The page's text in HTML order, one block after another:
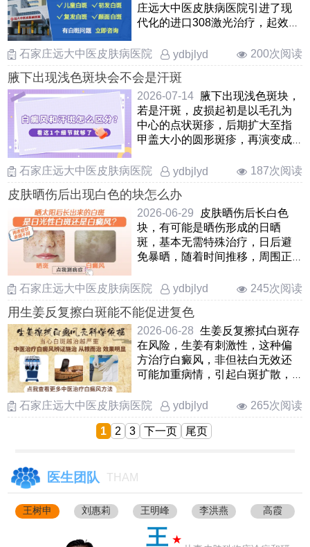
庄远大中医皮肤病医院引进了现
代化的进口308激光治疗，起效
突破了人群和部位限制，优势突
出。医院有经验丰富的照光医
生，把控照光细节，确定合适的
照光参……
石家庄远大中医皮肤病医院 ydbjlyd 200次阅读
腋下出现浅色斑块会不会是汗斑
2026-07-14 腋下出现浅色斑块，
若是汗斑，皮损起初是以毛孔为
中心的点状斑疹，后期扩大至指
甲盖大小的圆形斑疹，再演变成
偶有瘙痒感。若白斑光滑平坦，
无鳞屑，不凸起，不发硬，摩擦
拍打发红，有扩散性，需当心白
癜风。稳妥……
石家庄远大中医皮肤病医院 ydbjlyd 187次阅读
皮肤晒伤后出现白色的块怎么办
2026-06-29
皮肤晒伤后长白色
块，有可能是晒伤形成的日晒
斑，基本无需特殊治疗，日后避
免暴晒，随着时间推移，周围正
渐接近于正常肤色。另外，还需
当心日晒诱发白癜风，白斑光滑
无屑，不凸起，不凹陷，不发
硬，易扩散，病程长……
石家庄远大中医皮肤病医院 ydbjlyd 245次阅读
用生姜反复擦白斑能不能促进复色
2026-06-28 生姜反复擦拭白斑存
在风险，生姜有刺激性，这种偏
方治疗白癜风，非但祛白无效还
可能加重病情，引起白斑扩散，
原，还应树立正确的思路，积极
前往正规医院就诊，先检查分析
病情，结合白斑所在部位、时期
石家庄远大中医皮肤病医院 ydbjlyd 265次阅读
1 2 3 下一页 尾页
医生团队 THAM
王树申 刘惠莉 王明峰 李洪燕 高霞
王 ★